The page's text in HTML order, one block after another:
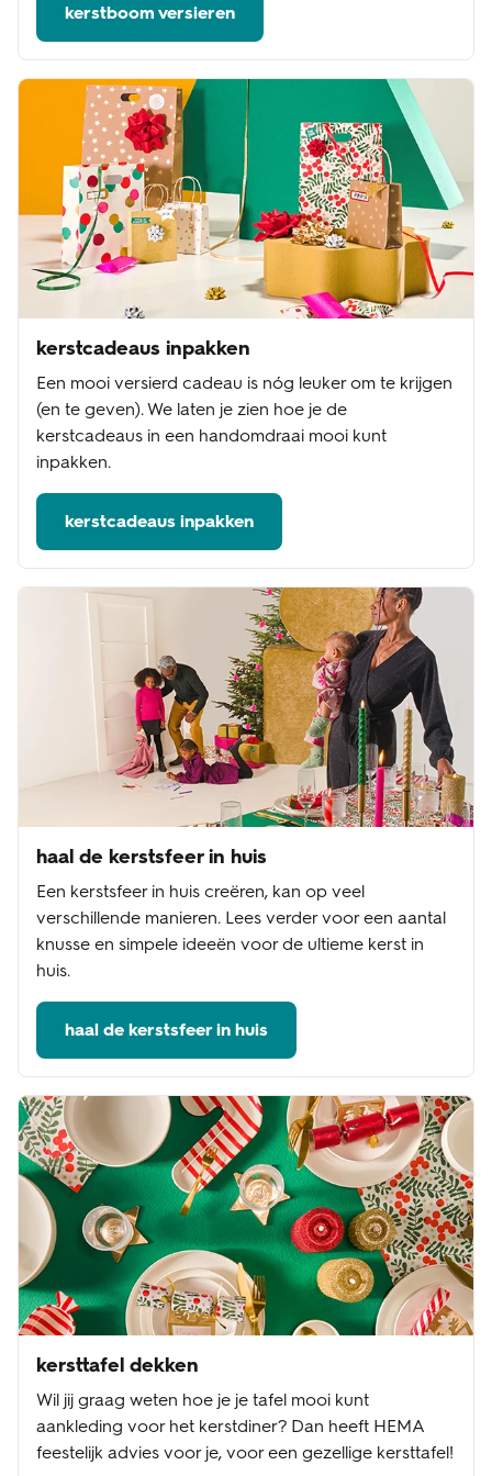
kerstboom versieren
kerstcadeaus inpakken
Een mooi versierd cadeau is nóg leuker om te krijgen
(en te geven). We laten je zien hoe je de
kerstcadeaus in een handomdraai mooi kunt
inpakken.
kerstcadeaus inpakken
haal de kerstsfeer in huis
Een kerstsfeer in huis creëren, kan op veel
verschillende manieren. Lees verder voor een aantal
knusse en simpele ideeën voor de ultieme kerst in
huis.
haal de kerstsfeer in huis
kersttafel dekken
Wil jij graag weten hoe je je tafel mooi kunt
aankleding voor het kerstdiner? Dan heeft HEMA
feestelijk advies voor je, voor een gezellige kersttafel!